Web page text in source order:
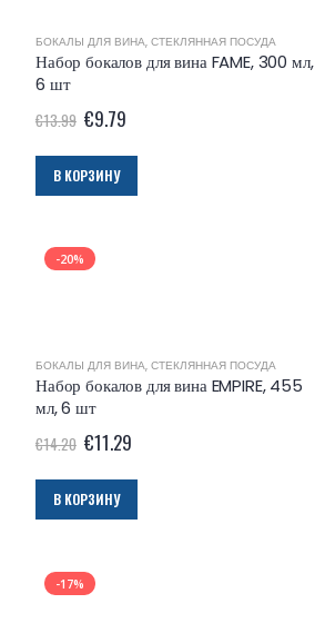
БОКАЛЫ ДЛЯ ВИНА, СТЕКЛЯННАЯ ПОСУДА
Набор бокалов для вина FAME, 300 мл,
6 шт
€13.99 €9.79
В КОРЗИНУ
-20%
БОКАЛЫ ДЛЯ ВИНА, СТЕКЛЯННАЯ ПОСУДА
Набор бокалов для вина EMPIRE, 455
мл, 6 шт
€14.20 €11.29
В КОРЗИНУ
-17%